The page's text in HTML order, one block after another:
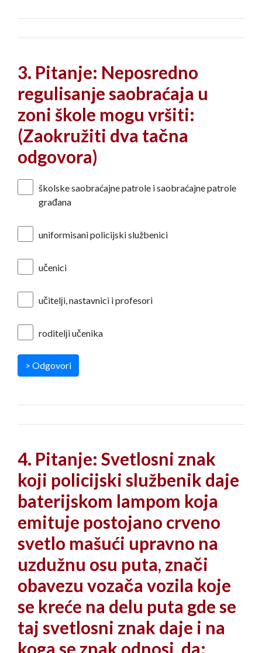
3. Pitanje: Neposredno
regulisanјe saobraćaja u
zoni škole mogu vršiti:
(Zaokružiti dva tačna
odgovora)
školske saobraćajne patrole i saobraćajne patrole
građana
uniformisani policijski službenici
učenici
učitelјi, nastavnici i profesori
roditelјi učenika
> Odgovori
4. Pitanje: Svetlosni znak
koji policijski službenik daje
baterijskom lampom koja
emituje postojano crveno
svetlo mašući upravno na
uzdužnu osu puta, znači
obavezu vozača vozila koje
se kreće na delu puta gde se
taj svetlosni znak daje i na
koga se znak odnosi, da: